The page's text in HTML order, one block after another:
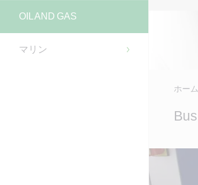
OIL AND GAS
マリン
ホーム
Content